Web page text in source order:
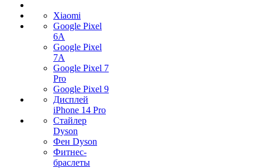
Xiaomi
Google Pixel
6A
Google Pixel
7А
Google Pixel 7
Pro
Google Pixel 9
Дисплей
iPhone 14 Pro
Стайлер
Dyson
Фен Dyson
Фитнес-
браслеты